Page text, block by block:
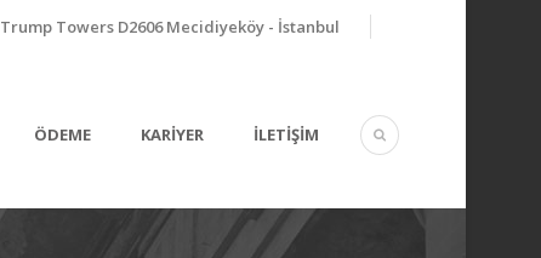
Trump Towers D2606 Mecidiyeköy - İstanbul
ÖDEME KARİYER İLETİŞİM